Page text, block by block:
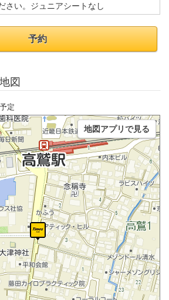
さい。ジュニアシートなし
予約
図
定
地図アプリで見る